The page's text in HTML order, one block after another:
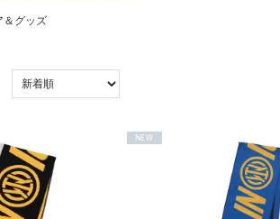
＆グッズ
NEW